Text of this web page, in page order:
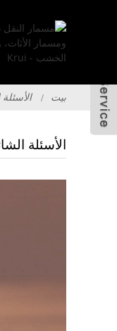
بيت
الأسئلة